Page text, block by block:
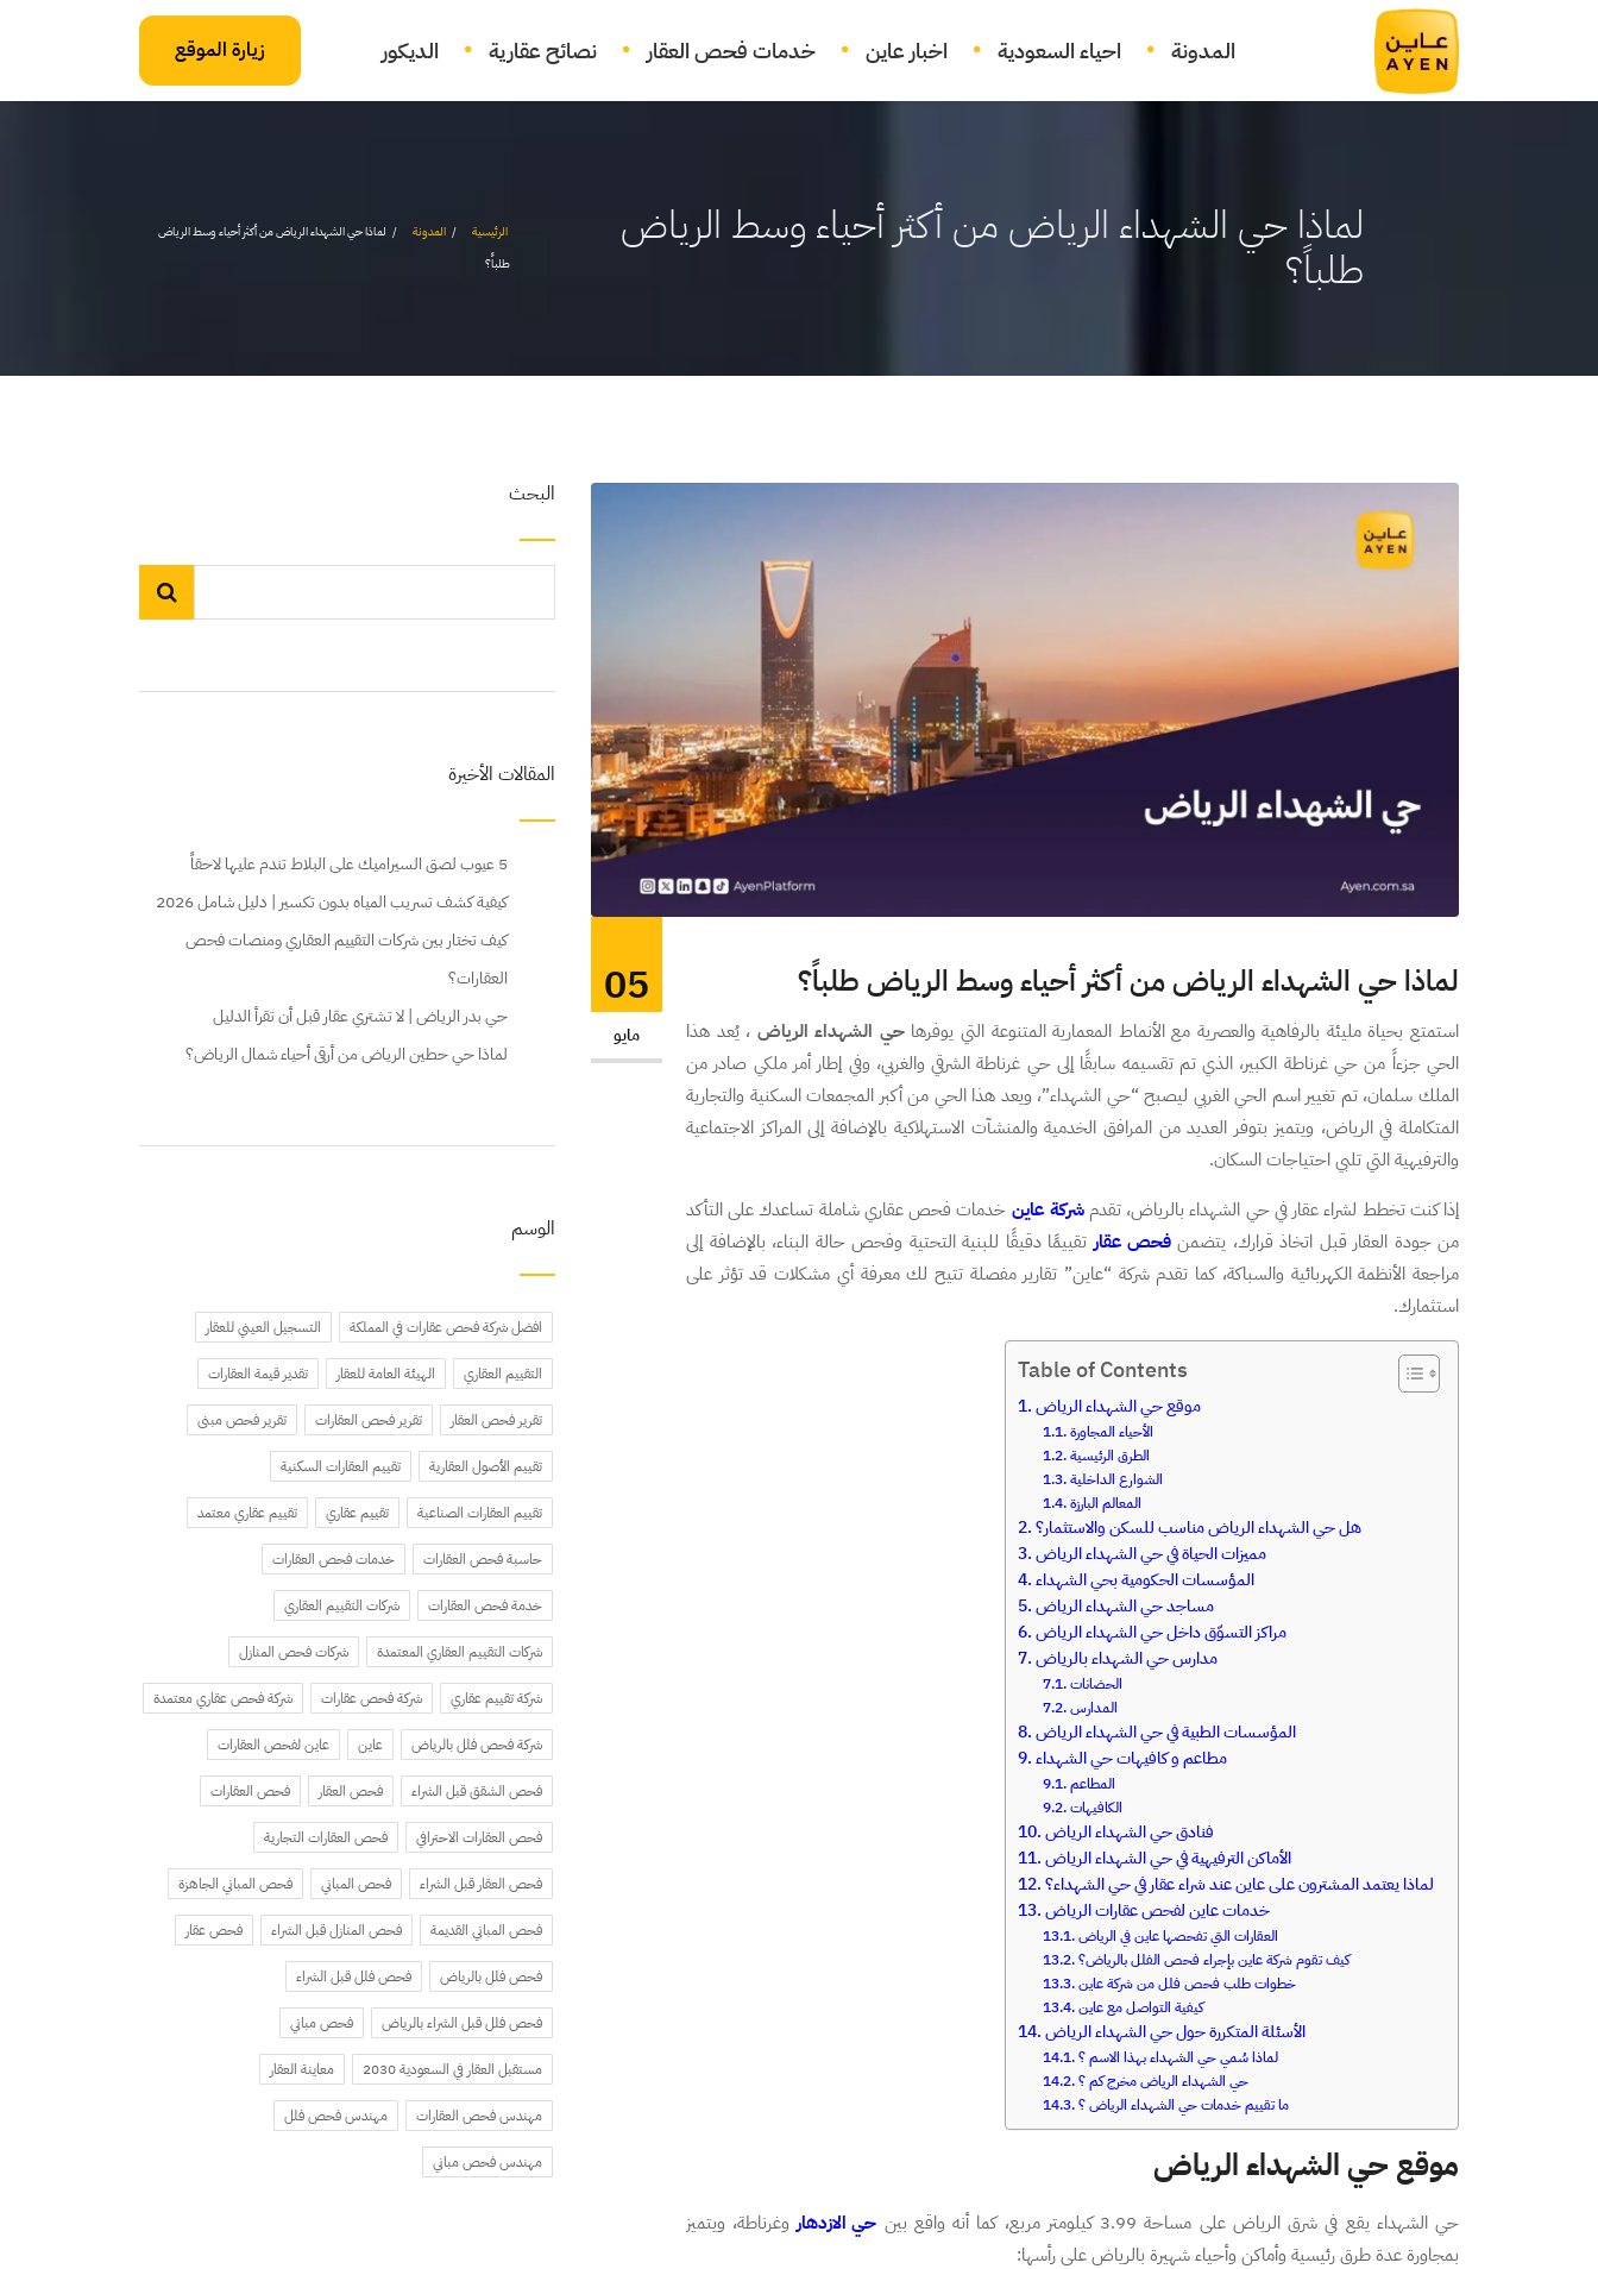
المدونة احياء السعودية اخبار عاين خدمات فحص العقار نصائح عقارية الديكور زيارة الموقع
لماذا حي الشهداء الرياض من أكثر أحياء وسط الرياض
طلباً؟
الرئيسية المدونة
لماذا حي الشهداء الرياض من أكثر أحياء وسط الرياض
طلباً؟
لماذا حي الشهداء الرياض من أكثر أحياء وسط الرياض طلباً؟
استمتع بحياة مليئة بالرفاهية والعصرية مع الأنماط المعمارية المتنوعة التي يوفرهاحي الشهداء الرياض ، يُعد هذا
الحي جزءاً من حي غرناطة الكبير، الذي تم تقسيمه سابقًا إلى حي غرناطة الشرقي والغربي، وفي إطار أمر ملكي صادر من
الملك سلمان، تم تغيير اسم الحي الغربي ليصبح “حي الشهداء”، ويعد هذا الحي من أكبر المجمعات السكنية والتجارية
المتكاملة في الرياض، ويتميز بتوفر العديد من المرافق الخدمية والمنشآت الاستهلاكية بالإضافة إلى المراكز الاجتماعية
والترفيهية التي تلبي احتياجات السكان.
إذا كنت تخطط لشراء عقار في حي الشهداء بالرياض، تقدمشركة عاين خدمات فحص عقاري شاملة تساعدك على التأكد
من جودة العقار قبل اتخاذ قرارك، يتضمن فحص عقار تقييمًا دقيقًا للبنية التحتية وفحص حالة البناء، بالإضافة إلى
مراجعة الأنظمة الكهربائية والسباكة، كما تقدم شركة “عاين” تقارير مفصلة تتيح لك معرفة أي مشكلات قد تؤثر على
استثمارك.
Table of Contents
موقع حي الشهداء الرياض
الأحياء المجاورة
الطرق الرئيسية
المعالم البارزة
هل حي الشهداء الرياض مناسب للسكن والاستثمار؟
مميزات الحياة في حي الشهداء الرياض
المؤسسات الحكومية بحي الشهداء
مساجد حي الشهداء الرياض
مراكز التسوّق داخل حي الشهداء الرياض
مدارس حي الشهداء بالرياض
الحضانات
المدارس
المؤسسات الطبية في حي الشهداء الرياض
مطاعم و كافيهات حي الشهداء
الكافيهات
الأماكن الترفيهية في حي الشهداء الرياض
لماذا يعتمد المشترون على عاين عند شراء عقار في حي الشهداء؟
خدمات عاين لفحص عقارات الرياض
العقارات التي تفحصها عاين في الرياض
كيف تقوم شركة عاين بإجراء فحص الفلل بالرياض؟
خطوات طلب فحص فلل من شركة عاين
كيفية التواصل مع عاين
الأسئلة المتكررة حول حي الشهداء الرياض
لماذا سُمي حي الشهداء بهذا الاسم ؟
حي الشهداء الرياض مخرج كم ؟
ما تقييم خدمات حي الشهداء الرياض ؟
موقع حي الشهداء الرياض
حي الشهداء يقع في شرق الرياض على مساحة 3.99 كيلومتر مربع، كما أنه واقع بين حي الازدهار وغرناطة، ويتميز
بمجاورة عدة طرق رئيسية وأماكن وأحياء شهيرة بالرياض على رأسها:
05
مايو
البحث
المقالات الأخيرة
5 عيوب لصق السيراميك على البلاط تندم عليها لاحقاً
كيفية كشف تسريب المياه بدون تكسير | دليل شامل 2026
كيف تختار بين شركات التقييم العقاري ومنصات فحص
العقارات؟
حي بدر الرياض | لا تشتري عقار قبل أن تقرأ الدليل
لماذا حي حطين الرياض من أرقى أحياء شمال الرياض؟
الوسم
افضل شركة فحص عقارات في المملكة التسجيل العيني للعقار
التقييم العقاري الهيئة العامة للعقار تقدير قيمة العقارات
تقرير فحص العقار تقرير فحص العقارات تقرير فحص مبنى
تقييم الأصول العقارية تقييم العقارات السكنية
تقييم العقارات الصناعية تقييم عقاري تقييم عقاري معتمد
حاسبة فحص العقارات خدمات فحص العقارات
خدمة فحص العقارات شركات التقييم العقاري
شركات التقييم العقاري المعتمدة شركات فحص المنازل
شركة تقييم عقاري شركة فحص عقارات شركة فحص عقاري معتمدة
شركة فحص فلل بالرياض عاين عاين لفحص العقارات
فحص الشقق قبل الشراء فحص العقار فحص العقارات
فحص العقارات الاحترافي فحص العقارات التجارية
فحص العقار قبل الشراء فحص المباني فحص المباني الجاهزة
فحص المباني القديمة فحص المنازل قبل الشراء فحص عقار
فحص فلل بالرياض فحص فلل قبل الشراء
فحص فلل قبل الشراء بالرياض فحص مباني
مستقبل العقار في السعودية 2030 معاينة العقار
مهندس فحص العقارات مهندس فحص فلل
مهندس فحص مباني